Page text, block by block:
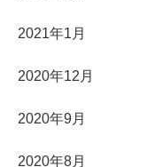
2021年1月
2020年12月
2020年9月
2020年8月